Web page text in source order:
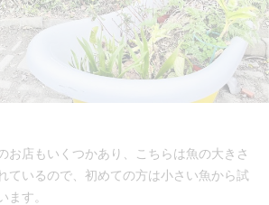
お店もいくつかあり、こちらは魚の大きさ
ているので、初めての方は小さい魚から試
ます。